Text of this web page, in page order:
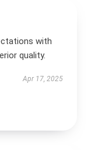
with
quality.
Apr 17, 2025